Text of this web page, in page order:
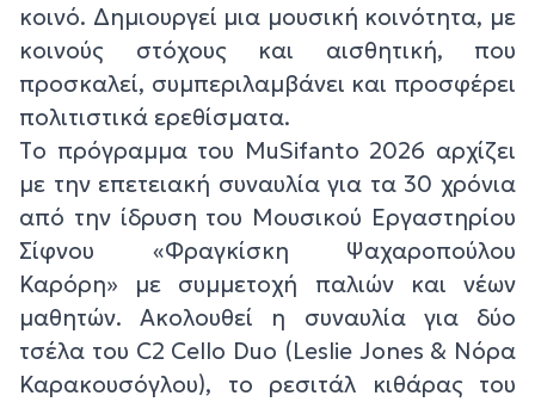
κοινό. Δημιουργεί μια μουσική κοινότητα, με
κοινούς στόχους και αισθητική, που
προσκαλεί, συμπεριλαμβάνει και προσφέρει
πολιτιστικά ερεθίσματα.
Tο πρόγραμμα του MuSifanto 2026 αρχίζει
με την επετειακή συναυλία για τα 30 χρόνια
από την ίδρυση του Μουσικού Εργαστηρίου
Σίφνου «Φραγκίσκη Ψαχαροπούλου
Καρόρη» με συμμετοχή παλιών και νέων
μαθητών. Ακολουθεί η συναυλία για δύο
τσέλα του C2 Cello Duo (Leslie Jones & Νόρα
Καρακουσόγλου), το ρεσιτάλ κιθάρας του